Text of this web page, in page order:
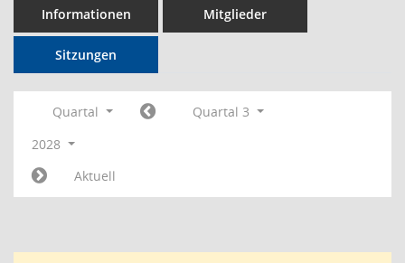
Informationen Mitglieder
Sitzungen
Quartal
Quartal 3
2028
Aktuell